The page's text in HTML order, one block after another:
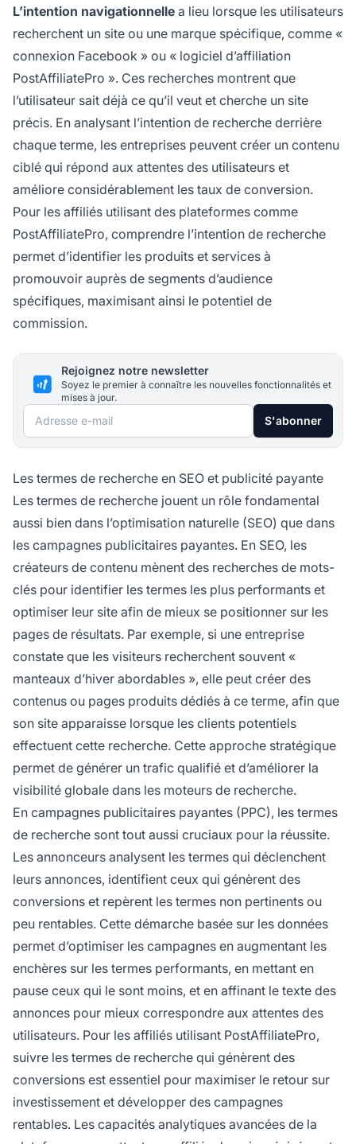
L’intention navigationnelle a lieu lorsque les utilisateurs
recherchent un site ou une marque spécifique, comme «
connexion Facebook » ou « logiciel d’affiliation
PostAffiliatePro ». Ces recherches montrent que
l’utilisateur sait déjà ce qu’il veut et cherche un site
précis. En analysant l’intention de recherche derrière
chaque terme, les entreprises peuvent créer un contenu
ciblé qui répond aux attentes des utilisateurs et
améliore considérablement les taux de conversion.
Pour les affiliés utilisant des plateformes comme
PostAffiliatePro, comprendre l’intention de recherche
permet d’identifier les produits et services à
promouvoir auprès de segments d’audience
spécifiques, maximisant ainsi le potentiel de
commission.
Rejoignez notre newsletter
Soyez le premier à connaître les nouvelles fonctionnalités et
mises à jour.
Adresse e-mail S'abonner
Les termes de recherche en SEO et publicité payante
Les termes de recherche jouent un rôle fondamental
aussi bien dans l’optimisation naturelle (SEO) que dans
les campagnes publicitaires payantes. En SEO, les
créateurs de contenu mènent des recherches de mots-
clés pour identifier les termes les plus performants et
optimiser leur site afin de mieux se positionner sur les
pages de résultats. Par exemple, si une entreprise
constate que les visiteurs recherchent souvent «
manteaux d’hiver abordables », elle peut créer des
contenus ou pages produits dédiés à ce terme, afin que
son site apparaisse lorsque les clients potentiels
effectuent cette recherche. Cette approche stratégique
permet de générer un trafic qualifié et d’améliorer la
visibilité globale dans les moteurs de recherche.
En campagnes publicitaires payantes (PPC), les termes
de recherche sont tout aussi cruciaux pour la réussite.
Les annonceurs analysent les termes qui déclenchent
leurs annonces, identifient ceux qui génèrent des
conversions et repèrent les termes non pertinents ou
peu rentables. Cette démarche basée sur les données
permet d’optimiser les campagnes en augmentant les
enchères sur les termes performants, en mettant en
pause ceux qui le sont moins, et en affinant le texte des
annonces pour mieux correspondre aux attentes des
utilisateurs. Pour les affiliés utilisant PostAffiliatePro,
suivre les termes de recherche qui génèrent des
conversions est essentiel pour maximiser le retour sur
investissement et développer des campagnes
rentables. Les capacités analytiques avancées de la